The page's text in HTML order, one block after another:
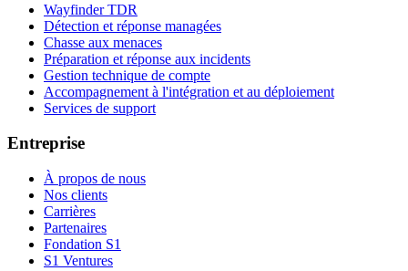
Wayfinder TDR
Détection et réponse managées
Chasse aux menaces
Préparation et réponse aux incidents
Gestion technique de compte
Accompagnement à l'intégration et au déploiement
Services de support
Entreprise
À propos de nous
Nos clients
Carrières
Partenaires
Fondation S1
S1 Ventures